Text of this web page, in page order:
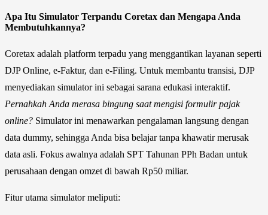
Apa Itu Simulator Terpandu Coretax dan Mengapa Anda
Membutuhkannya?
Coretax adalah platform terpadu yang menggantikan layanan seperti
DJP Online, e-Faktur, dan e-Filing. Untuk membantu transisi, DJP
menyediakan simulator ini sebagai sarana edukasi interaktif.
Pernahkah Anda merasa bingung saat mengisi formulir pajak
online? Simulator ini menawarkan pengalaman langsung dengan
data dummy, sehingga Anda bisa belajar tanpa khawatir merusak
data asli. Fokus awalnya adalah SPT Tahunan PPh Badan untuk
perusahaan dengan omzet di bawah Rp50 miliar.
Fitur utama simulator meliputi: